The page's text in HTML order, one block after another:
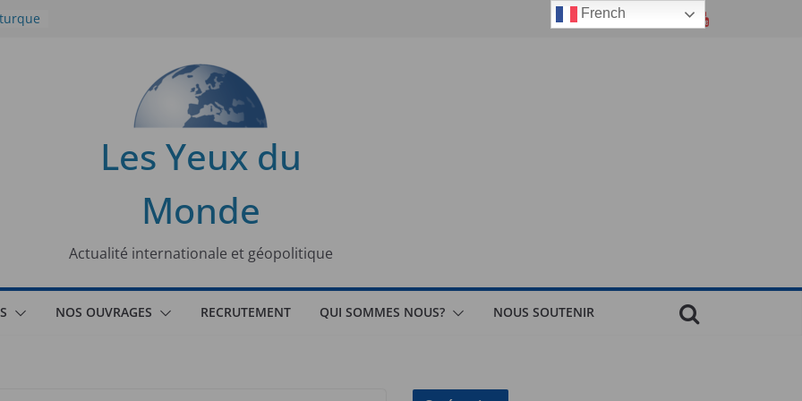
Les Yeux du
Monde
Actualité internationale et géopolitique
NOS OUVRAGES RECRUTEMENT QUI SOMMES NOUS? NOUS SOUTENIR
French